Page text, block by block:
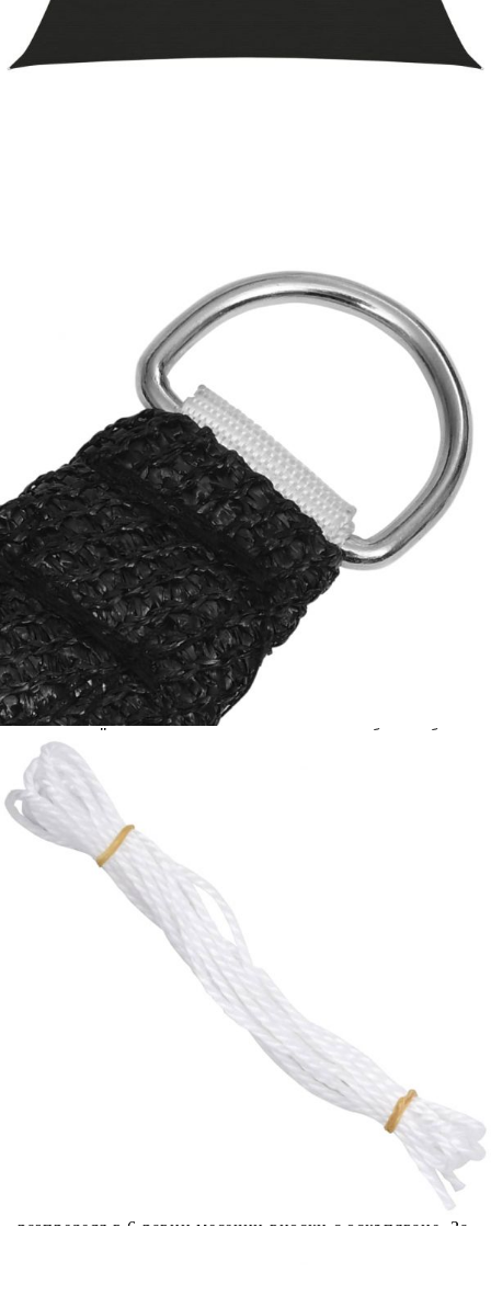
Платно-сенник, 160 г/м², черно, 3x4 м, HDPE
Please select credit institution
Цена на продукта: €27.00
Extraction of information from credit institutions
Предоставената таблица е с информационна цел.
Добавете продукта в количката си с бутона "Добави в
количката" и при поръчка ще можете да изберете броя
вноски на кредита.
Acest tabel are caracter informativ. Adăugați produsul în
coșul de cumpărături unde veți putea selecta detaliile
cererii de creditare.
Предоставената таблица е с информационна цел.
Добавете продукта в количката си с бутона "Добави в
количката" и при поръчка ще можете да изберете броя
вноски на кредита.
Предоставената таблица е с информационна цел.
Добавете продукта в количката си с бутона "Добави в
количката" и при поръчка ще можете да изберете броя
вноски на кредита.
Предоставената таблица е с информационна цел.
Добавете продукта в количката си с бутона "Добави в
количката" и при поръчка ще можете да изберете броя
вноски на кредита.
Предоставената таблица е с информационна цел.
Добавете продукта в количката си с бутона "Добави в
количката" и при поръчка ще можете да изберете броя
Когато плащате с NewPay, всъщност NewPay плаща
поръчката Ви вместо Вас. Вие я получавате и
разполагате с три начина да я платите към тях:
Отложено до 30 дни от момента на изпращане на
поръчката без оскъпяване. За покупки на стойност до
Плащане на 4 вноски. Заплащате 20% от стойността на
поръчката си на момента с карта. Останалата сума се
разделя на 3 равни месечни вноски без оскъпяване. За
разпределя в 6 равни месечни вноски с оскъпяване. За